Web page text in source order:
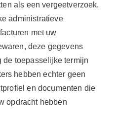
als een vergeetverzoek.
administratieve
met uw
deze gegevens
de toepasselijke termijn
hebben echter geen
en documenten die
opdracht hebben